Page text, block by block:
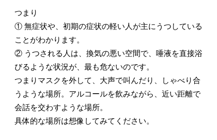
つまり
① 無症状や、初期の症状の軽い人が主にうつしている
ことがわかります。
② うつされる人は、換気の悪い空間で、唾液を直接浴
びるような状況が、最も危ないのです。
つまりマスクを外して、大声で叫んだり、しゃべり合
うような場所。アルコールを飲みながら、近い距離で
会話を交わすような場所。
具体的な場所は想像してみてください。